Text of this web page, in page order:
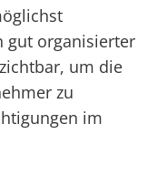
gut organisierter
um die
zu
im